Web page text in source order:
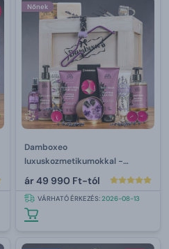
Nőnek
Damboxeo
luxuskozmetikumokkal -
levandula
ár49 990 Ft-tól
VÁRHATÓ ÉRKEZÉS:2026-08-13